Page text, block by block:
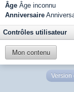
Âge Âge inconnu
Anniversaire
Contrôles utilisateur
Mon contenu
Version